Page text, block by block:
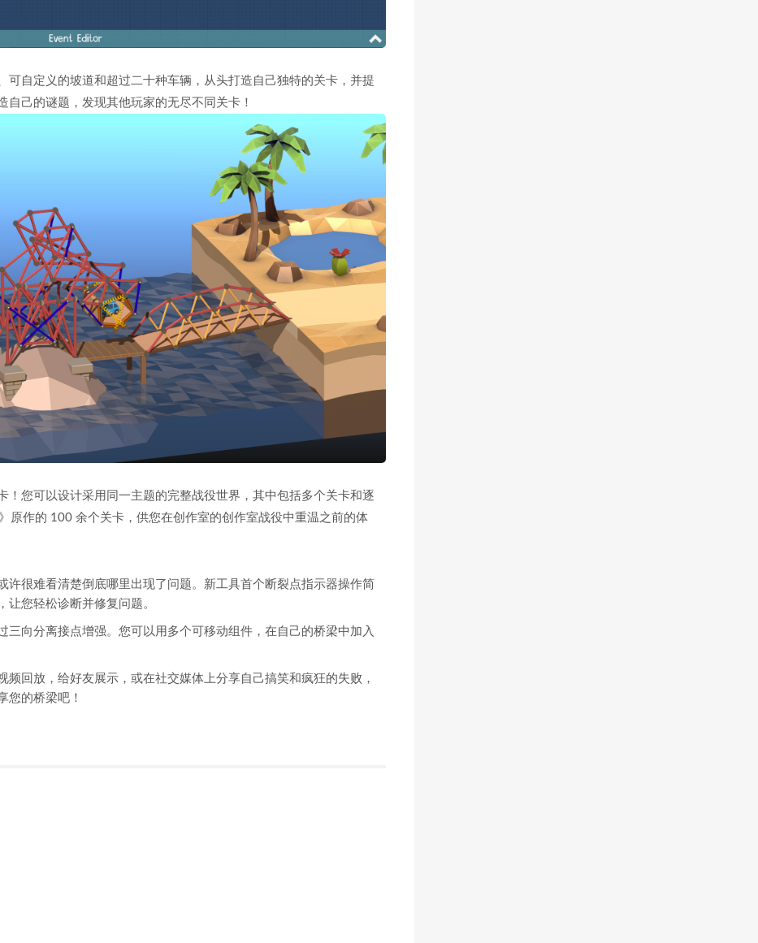
可自定义的坡道和超过二十种车辆，从头打造自己独特的关卡，并提
己的谜题，发现其他玩家的无尽不同关卡！
！您可以设计采用同一主题的完整战役世界，其中包括多个关卡和逐
原作的 100 余个关卡，供您在创作室的创作室战役中重温之前的体
许很难看清楚倒底哪里出现了问题。新工具首个断裂点指示器操作简
让您轻松诊断并修复问题。
三向分离接点增强。您可以用多个可移动组件，在自己的桥梁中加入
频回放，给好友展示，或在社交媒体上分享自己搞笑和疯狂的失败，
您的桥梁吧！